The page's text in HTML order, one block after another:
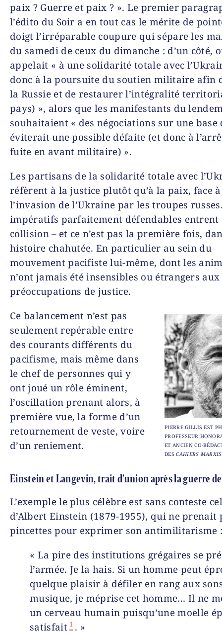
paix ? Guerre et paix ? ». Le premier
l’édito du Soir a en tout cas le mérite de
doigt l’irréparable coupure qui sépare les
du samedi de ceux du dimanche : d’un côté,
appelait « à une solidarité totale avec
donc à la poursuite du soutien militaire afin
la Russie et de restaurer l’intégralité
pays) », alors que les manifestants du
souhaitaient « des négo­ciations sur une base
éviterait une possible défaite (et donc à
fuite en avant militaire) ».
Les partisans de la solidarité totale avec
réfèrent à la justice plutôt qu’à la paix, face à
l’invasion de l’Ukraine par les troupes
impératifs parfaitement défendables entrent
collision – et ce n’est pas la première fois,
histoire chahutée. En particulier au sein du
mouvement pacifiste lui-même, dont les
n’ont jamais été insensibles ou étrangers aux
préoccupations de justice.
PIERRE GILLIS EST
PROFESSEUR
ET ANCIEN CO-
DESCAHIERS
Ce balancement n’est pas
seulement repérable entre
des courants différents du
pacifisme, mais même dans
le chef de personnes qui y
ont joué un rôle éminent,
l’oscillation prenant alors, à
première vue, la forme d’un
retournement de veste, voire
d’un reniement.
Einstein et Langevin, trait d’union après la guerre
L’exemple le plus célèbre est sans conteste
d’Albert Einstein (1879-1955), qui ne prenait
pincettes pour exprimer son antimilitarisme
« La pire des institutions grégaires se
l’armée. Je la hais. Si un homme peut
quelque plaisir à défiler en rang aux
musique, je méprise cet homme… Il ne
un cerveau humain puisqu’une moelle
satisfait 1 . »